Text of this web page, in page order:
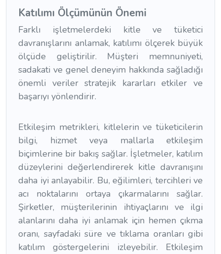
Katılımı Ölçümünün Önemi
Farklı işletmelerdeki kitle ve tüketici
davranışlarını anlamak, katılımı ölçerek büyük
ölçüde geliştirilir. Müşteri memnuniyeti,
sadakati ve genel deneyim hakkında sağladığı
önemli veriler stratejik kararları etkiler ve
başarıyı yönlendirir.
Etkileşim metrikleri, kitlelerin ve tüketicilerin
bilgi, hizmet veya mallarla etkileşim
biçimlerine bir bakış sağlar. İşletmeler, katılım
düzeylerini değerlendirerek kitle davranışını
daha iyi anlayabilir. Bu, eğilimleri, tercihleri ve
acı noktalarını ortaya çıkarmalarını sağlar.
Şirketler, müşterilerinin ihtiyaçlarını ve ilgi
alanlarını daha iyi anlamak için hemen çıkma
oranı, sayfadaki süre ve tıklama oranları gibi
katılım göstergelerini izleyebilir. Etkileşim